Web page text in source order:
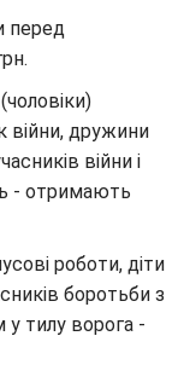
перед
війни, дружини
війни і
- отримають
роботи, діти
боротьби з
у тилу ворога -